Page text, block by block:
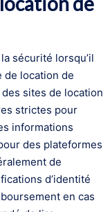
sécurité lorsqu’il
de location de
sites de location
strictes pour
informations
des plateformes
de
d’identité
en cas